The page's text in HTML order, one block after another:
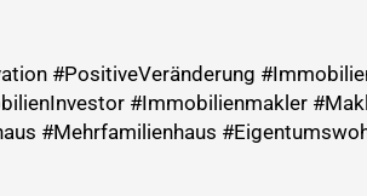
#PositiveVeränderung
#Immobilienmakler
#Mehrfamilienhaus